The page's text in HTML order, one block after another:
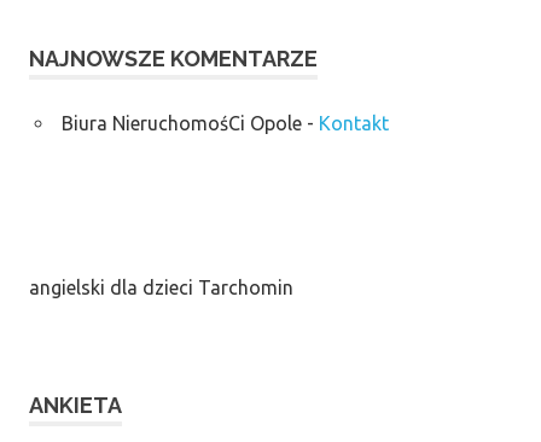
NAJNOWSZE KOMENTARZE
Biura NieruchomośCi Opole- Kontakt
angielski dla dzieci Tarchomin
ANKIETA